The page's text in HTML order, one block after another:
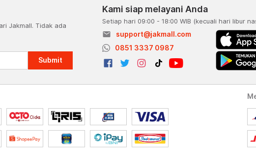
Jakmall. Tidak ada
Submit
Kami siap melayani Anda
Setiap hari 09:00 - 18:00 WIB (kecuali hari libur
email
support@jakmall.com
0851 3337 0987